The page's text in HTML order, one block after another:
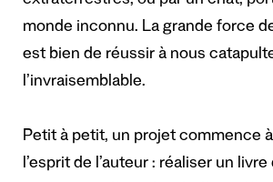
monde inconnu. La grande force
est bien de réussir à nous
l’invraisemblable.
Petit à petit, un projet commence
l’esprit de l’auteur : réaliser un livre